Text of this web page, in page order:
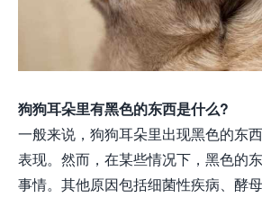
狗狗耳朵里有黑色的东西是什么?
一般来说，狗狗耳朵里出现黑色的东
表现。然而，在某些情况下，黑色的
事情。其他原因包括细菌性疾病、酵